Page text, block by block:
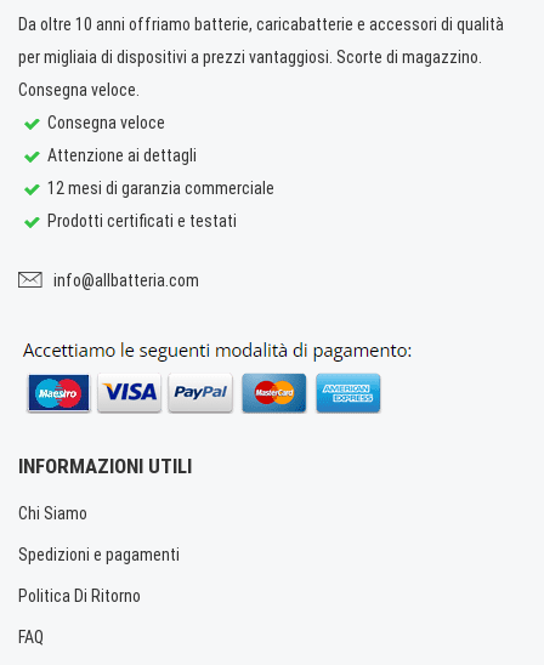
Da oltre 10 anni offriamo batterie, caricabatterie e accessori di qualità
per migliaia di dispositivi a prezzi vantaggiosi. Scorte di magazzino.
Consegna veloce.
Consegna veloce
Attenzione ai dettagli
12 mesi di garanzia commerciale
Prodotti certificati e testati
info@allbatteria.com
INFORMAZIONI UTILI
Chi Siamo
Spedizioni e pagamenti
Politica Di Ritorno
FAQ